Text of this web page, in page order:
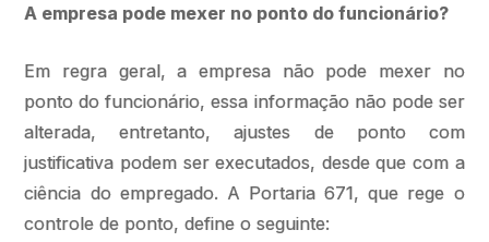
A empresa pode mexer no ponto do funcionário?
Em regra geral, a empresa não pode mexer no
ponto do funcionário, essa informação não pode ser
alterada, entretanto, ajustes de ponto com
justificativa podem ser executados, desde que com a
ciência do empregado. A Portaria 671, que rege o
controle de ponto, define o seguinte: